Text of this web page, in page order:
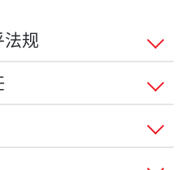
规
则，也积极培养相关意
不当行为。
与社会活动中。通过
仅在公司内部培养责任
与志愿服务。我们不仅追
企业管理的关键。我们通